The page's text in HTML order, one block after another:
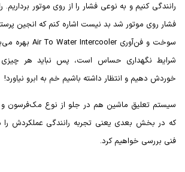
رانندگی کنیم و به نوعی فشار را از روی موتور
فشار روی موتور شد بد نیست اشاره کنم که انجین
سوخت و فن‌آوریAir To Water Intercooler بهره
شرایط نگهداری حساس است، پس نباید هر چیزی
خوردش دهیم و انتظار داشته باشیم خم به ابرو نیاورد!
سیستم تعلیق ماشین هم در جلو از نوع مک‌فرسون
که در بخش بعدی یعنی تجربه رانندگی عملکردش را
فنی بررسی خواهیم کرد.